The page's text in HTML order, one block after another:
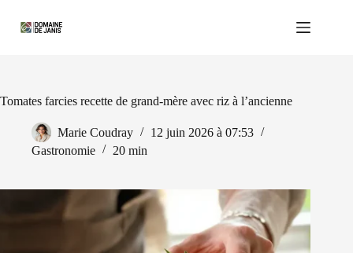
contenu
Tomates farcies recette de grand-mère avec riz à l’ancienne
Marie Coudray
12 juin 2026 à 07:53
Gastronomie
20 min